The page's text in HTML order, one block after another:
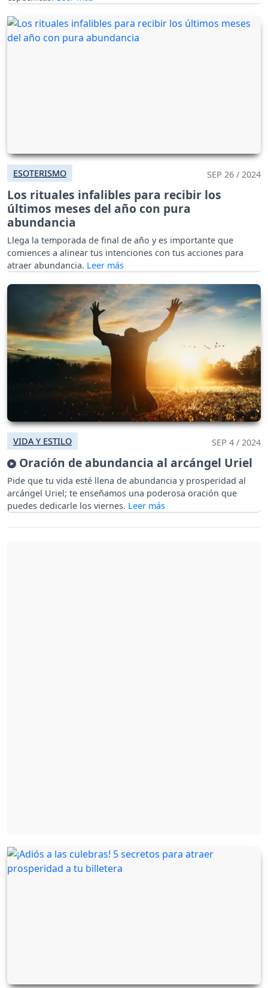
ESOTERISMO SEP 26 / 2024
Los rituales infalibles para recibir los
últimos meses del año con pura
abundancia
Llega la temporada de final de año y es importante que
comiences a alinear tus intenciones con tus acciones para
atraer abundancia.
VIDA Y ESTILO SEP 4 / 2024
Oración de abundancia al arcángel Uriel
Pide que tu vida esté llena de abundancia y prosperidad al
arcángel Uriel; te enseñamos una poderosa oración que
puedes dedicarle los viernes.